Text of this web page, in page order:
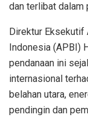
dan terlibat dalam
Direktur Eksekutif
Indonesia (APBI)
pendanaan ini
internasional
belahan utara,
pendingin dan